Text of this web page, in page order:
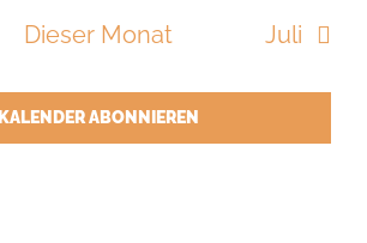
Dieser Monat Juli
KALENDER ABONNIEREN